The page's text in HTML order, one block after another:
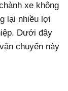
xe không
lại nhiều lợi
Dưới đây
chuyển này